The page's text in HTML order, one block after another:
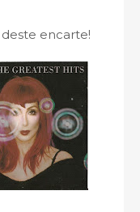
encarte!